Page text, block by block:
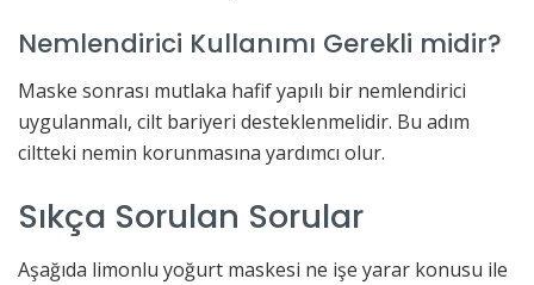
Nemlendirici Kullanımı Gerekli midir?
Maske sonrası mutlaka hafif yapılı bir nemlendirici
uygulanmalı, cilt bariyeri desteklenmelidir. Bu adım
ciltteki nemin korunmasına yardımcı olur.
Sıkça Sorulan Sorular
Aşağıda limonlu yoğurt maskesi ne işe yarar konusu ile